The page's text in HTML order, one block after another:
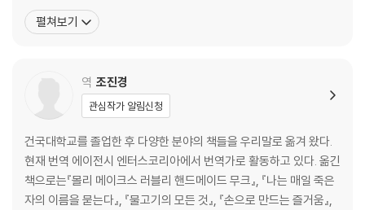
4. 몸속까지 침투한 독소, 은밀히 공격을 개시하다
재흡수 때문이다 | 알레르기의 원인은 환경이 아니라 음식이다 | 환자를 더
우울하게 만드는 우울증 약의 부작용 | 과민성대장증후군과 세로토닌은
어떤 관계?
몸을 망가뜨리는 정체불명의 증상들, 뿌리는 하나다
- 우리 몸에서 일어나고 있는 ‘이상기후 현상’| 무엇이 몸을 산성화시키나?
| 칼로리는 과잉이나 영양은 결핍된 상태 | 몸속에 난 산불을 진화하라 | 보
이지 않는 독소의 공격, 생각이 많아도 독이 된다?
을 맡기도 했으며, 현재 일레븐 일레븐 웰니스 센터에서 개인진료를
하고, 뉴욕시 레녹스힐 병원의 통합의학과 과장을 맡고 있다. 수련의
펼쳐보기
역 조진경
관심작가 알림신청
건국대학교를 졸업한 후 다양한 분야의 책들을 우리말로 옮겨 왔다.
현재 번역 에이전시 엔터스코리아에서 번역가로 활동하고 있다. 옮긴
책으로는『몰리 메이크스 러블리 핸드메이드 무크』, 『나는 매일 죽은
자의 이름을 묻는다』, 『물고기의 모든 것』, 『손으로 만드는 즐거움』,